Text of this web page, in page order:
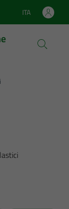
Lingua attiva:
ITA